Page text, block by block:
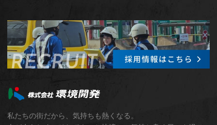
私たちの街だから、気持ちも熱くなる。